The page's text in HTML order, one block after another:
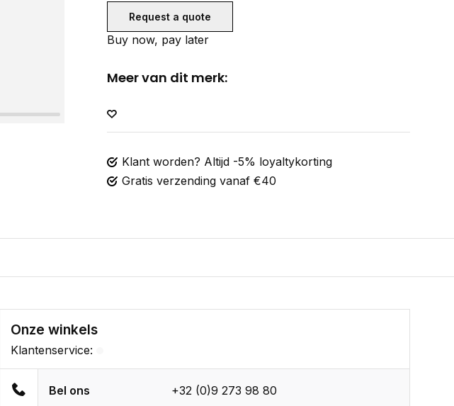
Request a quote
Buy now, pay later
Meer van dit merk:
Klant worden? Altijd -5% loyaltykorting
Gratis verzending vanaf €40
Onze winkels
Klantenservice:
Bel ons +32 (0)9 273 98 80